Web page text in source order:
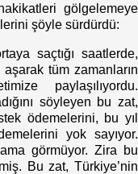
gölgelemeye
şöyle sürdürdü:
saçtığı saatlerde,
aşarak tüm zamanların
paylaşılıyordu.
söyleyen bu zat,
ödemelerini, bu yıl
yok sayıyor.
görmüyor. Zira bu
Bu zat, Türkiye’nin